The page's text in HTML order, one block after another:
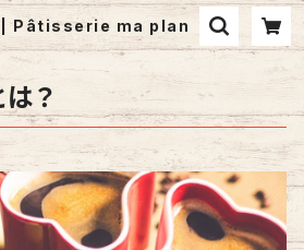
| Pâtisserie ma plan
？